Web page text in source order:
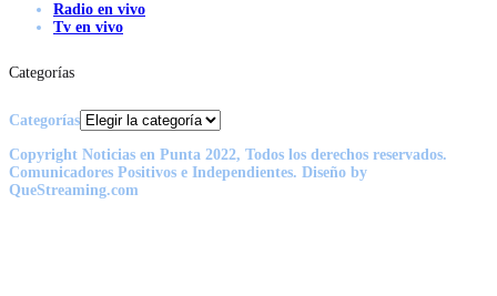
Radio en vivo
Tv en vivo
Categorías
Categorías
Copyright Noticias en Punta 2022, Todos los derechos reservados.
Comunicadores Positivos e Independientes. Diseño by
QueStreaming.com